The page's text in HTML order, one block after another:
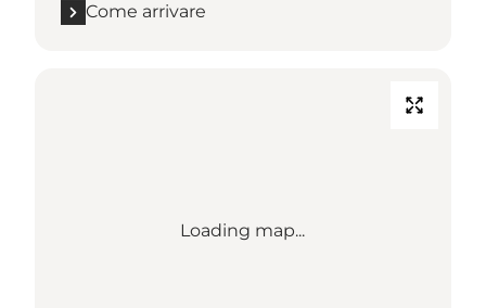
Come arrivare
Loading map...